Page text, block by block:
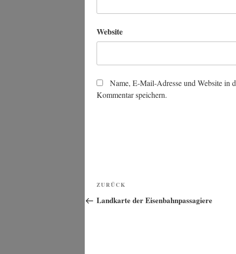
Website
Name, E-Mail-Adresse und Website in
Kommentar speichern.
Beitragsnavigation
Vorheriger
Beitrag
ZURÜCK
Landkarte der Eisenbahnpassagiere